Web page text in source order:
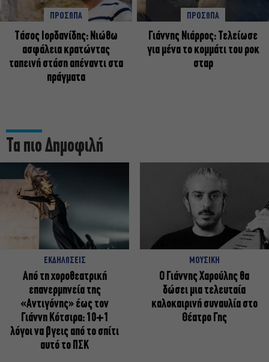
ΠΡΟΣΩΠΑ
Tάσος Ιορδανίδης: Νιώθω
ασφάλεια κρατώντας
ταπεινή στάση απέναντι στα
πράγματα
ΠΡΟΣΩΠΑ
Γιάννης Νιάρρος: Τελείωσε
για μένα το κομμάτι του ροκ
σταρ
Τα πιο Δημοφιλή
ΕΚΔΗΛΩΣΕΙΣ
Από τη χοροθεατρική
επανερμηνεία της
«Αντιγόνης» έως τον
Γιάννη Κότσιρα: 10+1
λόγοι να βγεις από το σπίτι
αυτό το ΠΣΚ
ΜΟΥΣΙΚΗ
Ο Γιάννης Χαρούλης θα
δώσει μια τελευταία
καλοκαιρινή συναυλία στο
Θέατρο Γης